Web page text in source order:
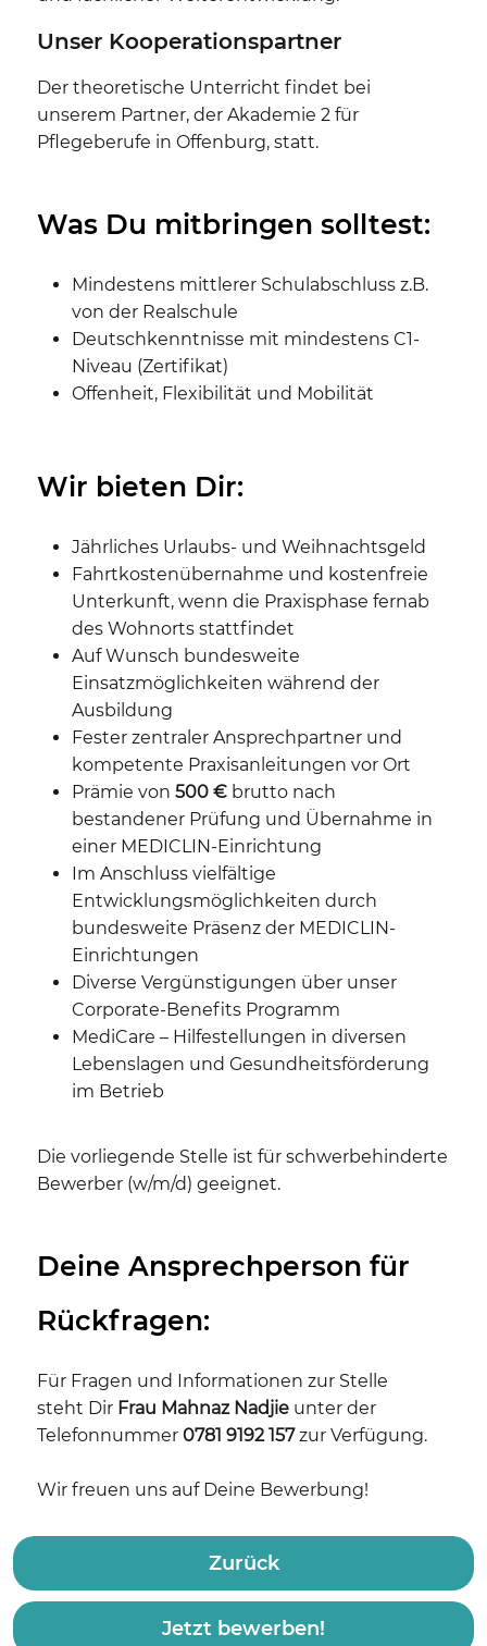
Unser Kooperationspartner
Der theoretische Unterricht findet bei
unserem Partner, der Akademie 2 für
Pflegeberufe in Offenburg, statt.
Was Du mitbringen solltest:
Mindestens mittlerer Schulabschluss z.B.
von der Realschule
Deutschkenntnisse mit mindestens C1-
Niveau (Zertifikat)
Offenheit, Flexibilität und Mobilität
Wir bieten Dir:
Jährliches Urlaubs- und Weihnachtsgeld
Fahrtkostenübernahme und kostenfreie
Unterkunft, wenn die Praxisphase fernab
des Wohnorts stattfindet
Auf Wunsch bundesweite
Einsatzmöglichkeiten während der
Ausbildung
Fester zentraler Ansprechpartner und
kompetente Praxisanleitungen vor Ort
Prämie von 500 € brutto nach
bestandener Prüfung und Übernahme in
einer MEDICLIN-Einrichtung
Im Anschluss vielfältige
Entwicklungsmöglichkeiten durch
bundesweite Präsenz der MEDICLIN-
Einrichtungen
Diverse Vergünstigungen über unser
Corporate-Benefits Programm
MediCare – Hilfestellungen in diversen
Lebenslagen und Gesundheitsförderung
im Betrieb
Die vorliegende Stelle ist für schwerbehinderte
Bewerber (w/m/d) geeignet.
Deine Ansprechperson für
Rückfragen:
Für Fragen und Informationen zur Stelle
steht Dir Frau Mahnaz Nadjie unter der
Telefonnummer 0781 9192 157zur Verfügung.
Wir freuen uns auf Deine Bewerbung!
Zurück
Jetzt bewerben!